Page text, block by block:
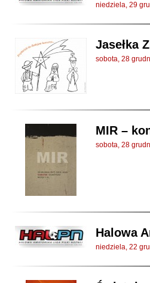
niedziela, 29
Jasełka
sobota, 28
MIR –
sobota, 28
Halowa
niedziela, 22